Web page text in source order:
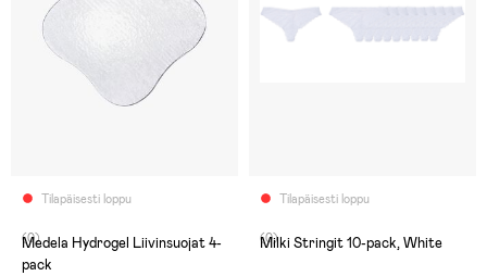
Tilapäisesti loppu
(0)
Medela Hydrogel Liivinsuojat 4-
pack
Tilapäisesti loppu
(0)
Milki Stringit 10-pack, White